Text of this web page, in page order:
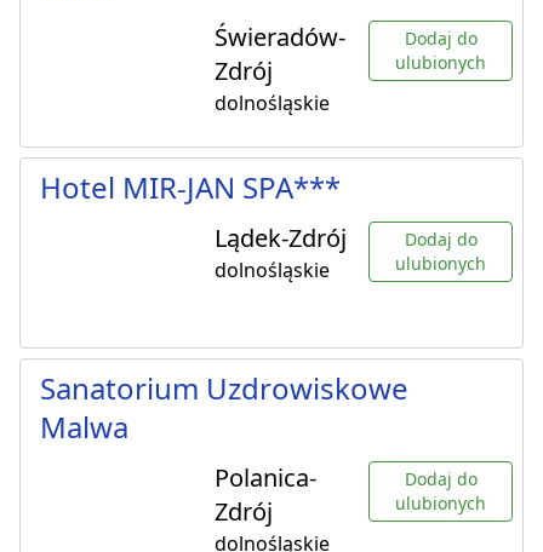
Świeradów-
Zdrój
dolnośląskie
Dodaj do
ulubionych
Hotel MIR-JAN SPA***
Lądek-Zdrój
dolnośląskie
Dodaj do
ulubionych
Sanatorium Uzdrowiskowe
Malwa
Polanica-
Zdrój
dolnośląskie
Dodaj do
ulubionych